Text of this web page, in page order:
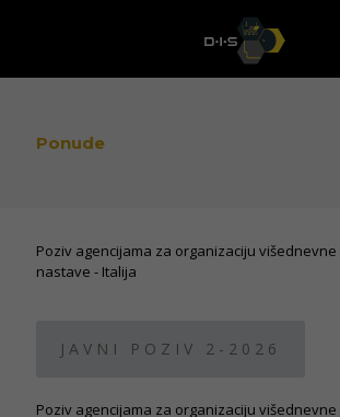
Ponude
Poziv agencijama za organizaciju
nastave - Italija
JAVNI POZIV 2-2026
Poziv agencijama za organizaciju